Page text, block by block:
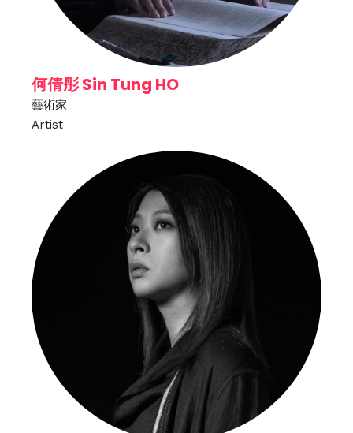
何倩彤 Sin Tung HO
藝術家
Artist